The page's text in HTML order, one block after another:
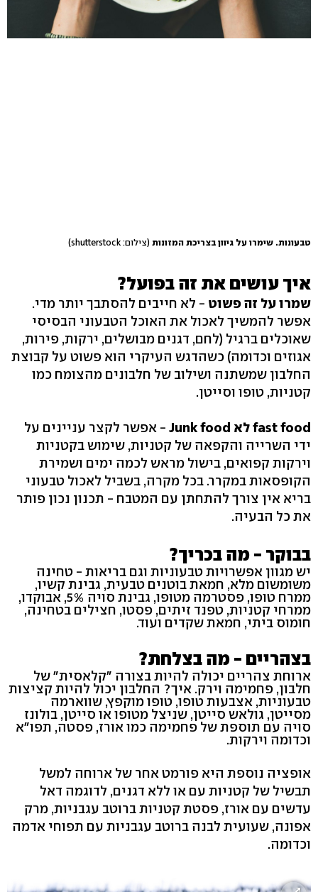
טבעונות. שימרו על גיוון בצריכת המזונות (צילום: shutterstock)
איך עושים את זה בפועל?
שמרו על זה פשוט - לא חייבים להסתבך יותר מדי.
אפשר להמשיך לאכול את האוכל הטבעוני הבסיסי
שאוכלים ברגיל (לחם, דגנים מבושלים, ירקות, פירות,
אגוזים וכדומה) כשהדגש העיקרי הוא פשוט על קבוצת
החלבון שמשתנה ושילוב של חלבונים מהצומח כמו
קטניות, טופו וסייטן.
fast food לא Junk food
- אפשר לקצר עניינים על
ידי השרייה והקפאה של קטניות, שימוש בקטניות
וירקות קפואים, בישול מראש לכמה ימים ושמירת
הקופסאות במקרר. בכל מקרה, בשביל לאכול טבעוני
בריא אין צורך להתחתן עם המטבח - תכנון נכון פותר
את כל הבעיה.
בבוקר - מה בכריך?
יש מגוון אפשרויות טבעוניות וגם בריאות - טחינה
משומשום מלא, חמאת בוטנים טבעית, גבינת קשיו,
ממרח טופו, פסטרמה מטופו, גבינת סויה 5%, אבוקדו,
ממרחי קטניות, טפנד זיתים, פסטו, חצילים בטחינה,
חומוס ביתי, חמאת שקדים ועוד.
בצהריים - מה בצלחת?
ארוחת צהריים יכולה להיות בצורה "קלאסית" של
חלבון, פחמימה וירק. איך? החלבון יכול להיות קציצות
טבעוניות, אצבעות טופו, טופו מוקפץ, שווארמה
מסייטן, גולאש סייטן, שניצל מטופו או סייטן, בולונז
סויה עם תוספת של פחמימה כמו אורז, פסטה, תפו"א
וכדומה וירקות.
אופציה נוספת היא פורמט אחר של ארוחה למשל
תבשיל של קטניות עם או ללא דגנים, לדוגמה דאל
עדשים עם אורז, פסטת קטניות ברוטב עגבניות, מרק
אפונה, שעועית לבנה ברוטב עגבניות עם תפוחי אדמה
וכדומה.